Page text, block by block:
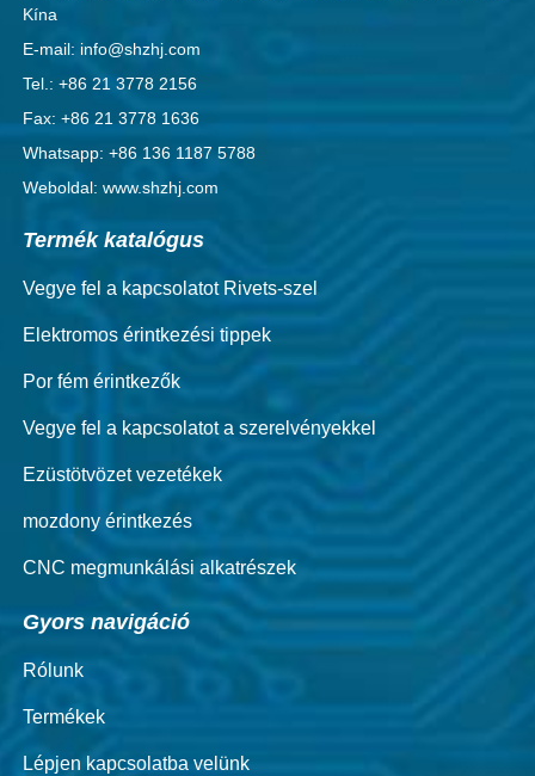
Kína
E-mail: info@shzhj.com
Tel.: +86 21 3778 2156
Fax: +86 21 3778 1636
Whatsapp: +86 136 1187 5788
Weboldal: www.shzhj.com
Termék katalógus
Vegye fel a kapcsolatot Rivets-szel
Elektromos érintkezési tippek
Por fém érintkezők
Vegye fel a kapcsolatot a szerelvényekkel
Ezüstötvözet vezetékek
mozdony érintkezés
CNC megmunkálási alkatrészek
Gyors navigáció
Rólunk
Termékek
Lépjen kapcsolatba velünk